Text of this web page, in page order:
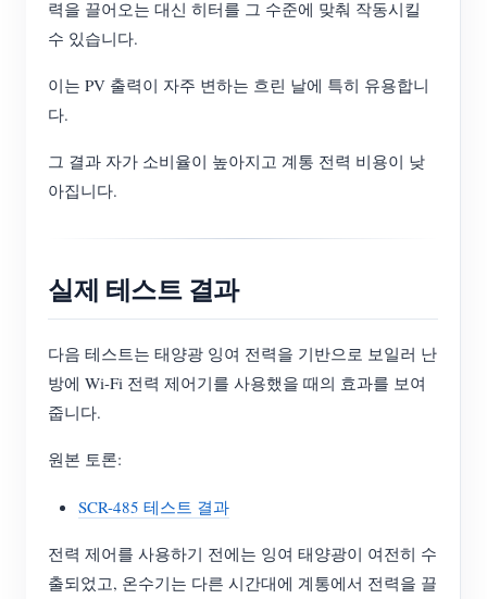
력을 끌어오는 대신 히터를 그 수준에 맞춰 작동시킬
수 있습니다.
이는 PV 출력이 자주 변하는 흐린 날에 특히 유용합니
다.
그 결과 자가 소비율이 높아지고 계통 전력 비용이 낮
아집니다.
실제 테스트 결과
다음 테스트는 태양광 잉여 전력을 기반으로 보일러 난
방에 Wi-Fi 전력 제어기를 사용했을 때의 효과를 보여
줍니다.
원본 토론:
SCR-485 테스트 결과
전력 제어를 사용하기 전에는 잉여 태양광이 여전히 수
출되었고, 온수기는 다른 시간대에 계통에서 전력을 끌